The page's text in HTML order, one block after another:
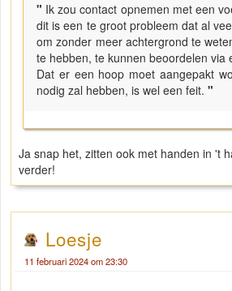
" Ik zou contact opnemen met een
dit is een te groot probleem dat al
om zonder meer achtergrond te
te hebben, te kunnen beoordelen via
Dat er een hoop moet aangepakt
nodig zal hebben, is wel een feit. "
Ja snap het, zitten ook met handen in 't
verder!
Loesje
11 februari 2024 om 23:30